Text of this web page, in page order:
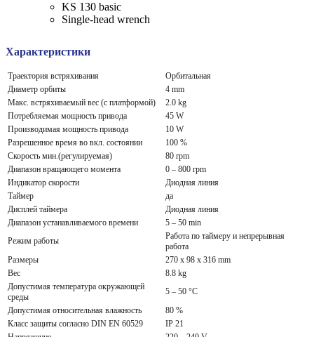
KS 130 basic
Single-head wrench
Характеристики
Траектория встряхивания
Орбитальная
Диаметр орбиты
4 mm
Макс. встряхиваемый вес (с платформой)
2.0 kg
Потребляемая мощность привода
45 W
Производимая мощность привода
10 W
Разрешенное время во вкл. состоянии
100 %
Скорость мин.(регулируемая)
80 rpm
Диапазон вращающего момента
0 – 800 rpm
Индикатор скорости
Диодная линия
Таймер
да
Дисплей таймера
Диодная линия
Диапазон устанавливаемого времени
5 – 50 min
Режим работы
Работа по таймеру и непрерывная
работа
Размеры
270 x 98 x 316 mm
Вес
8.8 kg
Допустимая температура окружающей
среды
5 – 50 °C
Допустимая относительная влажность
80 %
Класс защиты согласно DIN EN 60529
IP 21